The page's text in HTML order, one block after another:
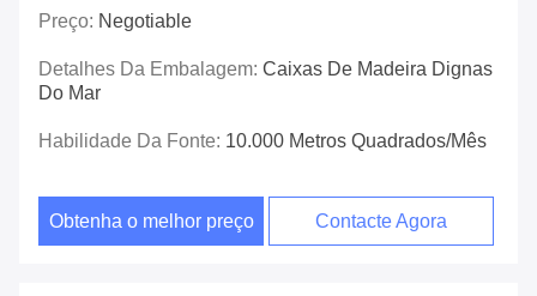
Preço: Negotiable
Detalhes Da Embalagem: Caixas De Madeira Dignas
Do Mar
Habilidade Da Fonte: 10.000 Metros Quadrados/mês
Obtenha o melhor preço Contacte Agora